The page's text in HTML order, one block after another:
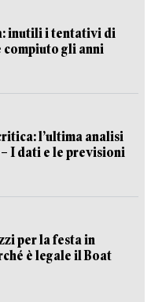
inutili i tentativi di
compiuto gli anni
l’ultima analisi
I dati e le previsioni
per la festa in
è legale il Boat